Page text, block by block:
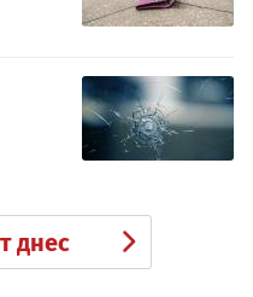
днес